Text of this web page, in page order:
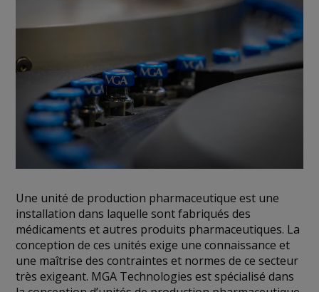
Une unité de production pharmaceutique est une
installation dans laquelle sont fabriqués des
médicaments et autres produits pharmaceutiques. La
conception de ces unités exige une connaissance et
une maîtrise des contraintes et normes de ce secteur
très exigeant. MGA Technologies est spécialisé dans